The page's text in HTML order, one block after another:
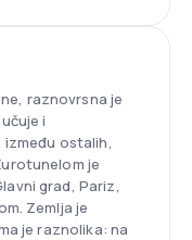
raznovrsna je
i
ostalih,
je
grad, Pariz,
Zemlja je
je raznolika: na